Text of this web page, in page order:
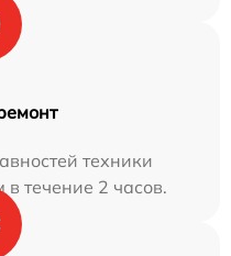
техники
течение 2 часов.